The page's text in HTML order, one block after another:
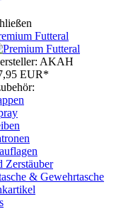
Futteral
AKAH
EUR*
Zerstäuber
& Gewehrtasche